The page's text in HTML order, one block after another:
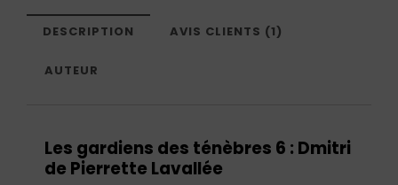
DESCRIPTION AVIS CLIENTS (1)
AUTEUR
Les gardiens des ténèbres 6 : Dmitri
de Pierrette Lavallée